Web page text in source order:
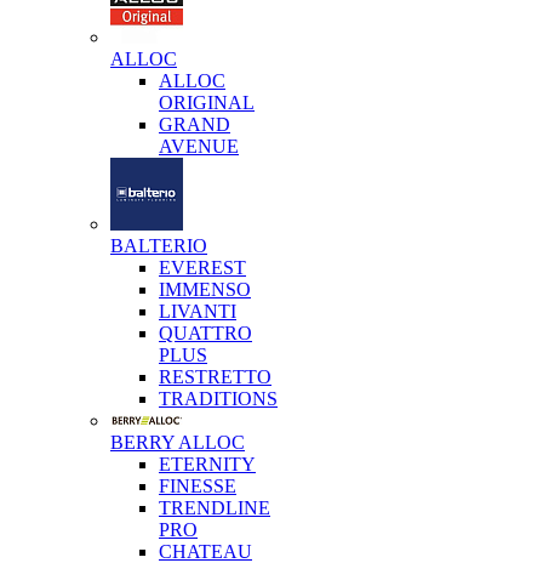
ALLOC
ALLOC
ORIGINAL
GRAND
AVENUE
BALTERIO
EVEREST
IMMENSO
LIVANTI
QUATTRO
PLUS
RESTRETTO
TRADITIONS
BERRY ALLOC
ETERNITY
FINESSE
TRENDLINE
PRO
CHATEAU